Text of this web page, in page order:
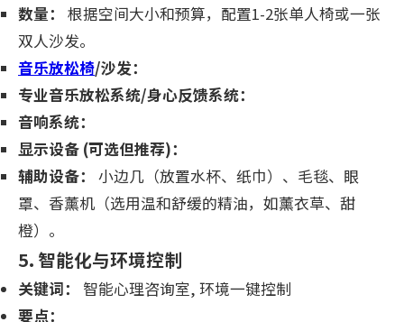
数量：
根据空间大小和预算，配置1-2张单人椅或一张
双人沙发。
音乐放松椅/沙发：
专业音乐放松系统/身心反馈系统：
音响系统：
显示设备 (可选但推荐)：
辅助设备：
小边几（放置水杯、纸巾）、毛毯、眼
罩、香薰机（选用温和舒缓的精油，如薰衣草、甜
橙）。
5. 智能化与环境控制
关键词：
智能心理咨询室, 环境一键控制
要点：